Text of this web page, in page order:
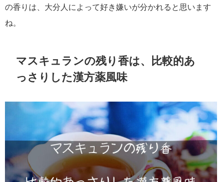
の香りは、大分人によって好き嫌いが分かれると思います
ね。
マスキュランの残り香は、比較的あ
っさりした漢方薬風味